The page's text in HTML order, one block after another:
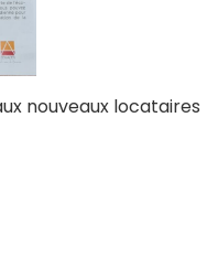
nouveaux locataires